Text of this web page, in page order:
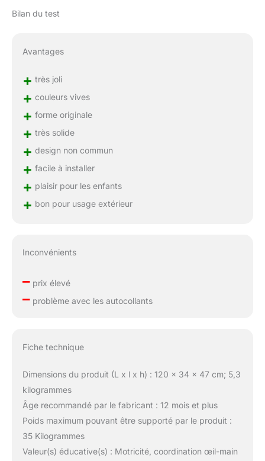
Bilan du test
Avantages
+ très joli
+ couleurs vives
+ forme originale
+ très solide
+ design non commun
+ facile à installer
+ plaisir pour les enfants
+ bon pour usage extérieur
Inconvénients
–prix élevé
–problème avec les autocollants
Fiche technique
Dimensions du produit (L x l x h) : 120 x 34 x 47 cm; 5,3
kilogrammes
Âge recommandé par le fabricant : 12 mois et plus
Poids maximum pouvant être supporté par le produit :
35 Kilogrammes
Valeur(s) éducative(s) : Motricité, coordination œil-main